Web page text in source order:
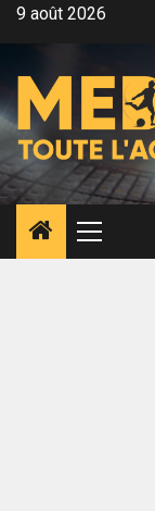
Aller9 août 2026
Menu